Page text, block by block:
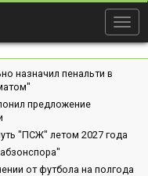
назначил пенальти в
предложение
"ПСЖ" летом 2027 года
от футбола на полгода